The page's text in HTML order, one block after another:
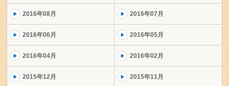
2016年08月 2016年07月
2016年06月 2016年05月
2016年04月 2016年02月
2015年12月 2015年11月